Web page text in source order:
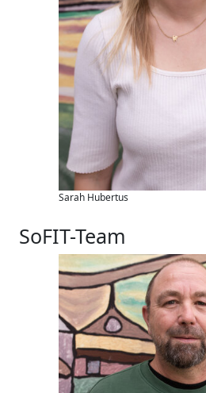
Sarah Hubertus
SoFIT-Team